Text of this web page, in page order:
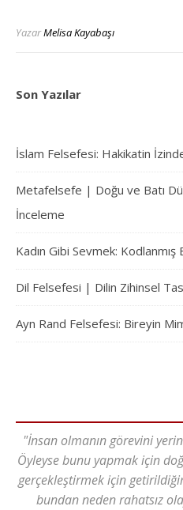
YazarMelisa Kayabaşı
Son Yazılar
İslam Felsefesi: Hakikatin
Metafelsefe | Doğu ve Batı
İnceleme
Kadın Gibi Sevmek: Kodlanmış
Dil Felsefesi | Dilin Zihinsel
Ayn Rand Felsefesi: Bireyin
"İnsan olmanın görevini
Öyleyse bunu yapmak için
gerçekleştirmek için
bundan neden rahatsız